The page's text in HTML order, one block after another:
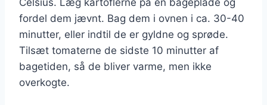
fordel dem jævnt. Bag dem i ovnen i ca. 30-40
minutter, eller indtil de er gyldne og sprøde.
Tilsæt tomaterne de sidste 10 minutter af
bagetiden, så de bliver varme, men ikke
overkogte.